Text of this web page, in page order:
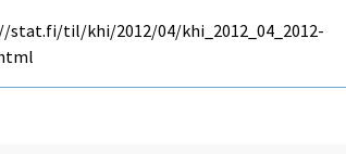
stat.fi/til/khi/2012/04/khi_2012_04_2012-